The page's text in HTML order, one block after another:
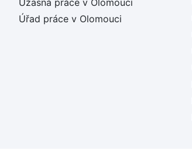
Úžasná práce v Olomouci
Úřad práce v Olomouci